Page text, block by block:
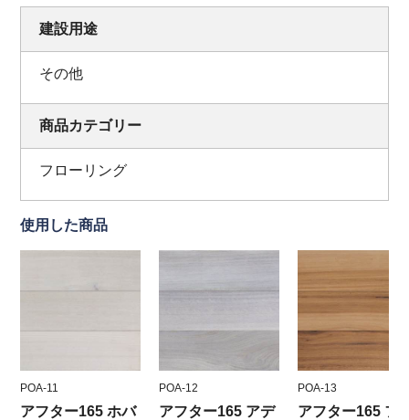
建設用途
その他
商品カテゴリー
フローリング
使用した商品
POA-11
アフター165 ホバ
POA-12
アフター165 アデ
POA-13
アフター165 フ